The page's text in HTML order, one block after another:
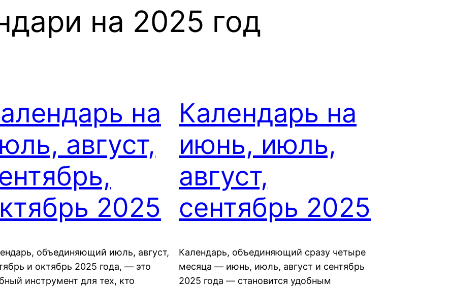
на 2025 год
на
август,
2025
объединяющий июль, август,
и октябрь 2025 года, — это
инструмент для тех, кто
Календарь на
июнь, июль,
август,
сентябрь 2025
Календарь, объединяющий сразу четыре
месяца — июнь, июль, август и сентябрь
2025 года — становится удобным